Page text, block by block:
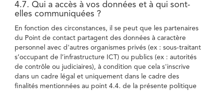
4.7. Qui a accès à vos données et à qui sont-
elles communiquées ?
En fonction des circonstances, il se peut que les partenaires
du Point de contact partagent des données à caractère
personnel avec d'autres organismes privés (ex : sous-traitant
s’occupant de l’infrastructure ICT) ou publics (ex : autorités
de contrôle ou judiciaires), à condition que cela s'inscrive
dans un cadre légal et uniquement dans le cadre des
finalités mentionnées au point 4.4. de la présente politique